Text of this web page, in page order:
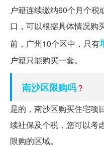
户籍连续缴纳60个月个
口，可以根据具体情况购
前，广州10个区中，只有
户籍只能购买一套。
南沙区限购吗？
是的，南沙区购买住宅项
续社保及个税，您可以考
限购的区域。